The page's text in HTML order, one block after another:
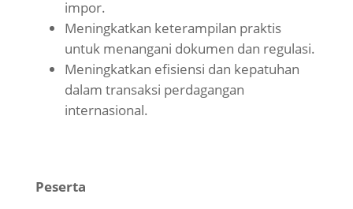
impor.
Meningkatkan keterampilan praktis
untuk menangani dokumen dan regulasi.
Meningkatkan efisiensi dan kepatuhan
dalam transaksi perdagangan
internasional.
Peserta